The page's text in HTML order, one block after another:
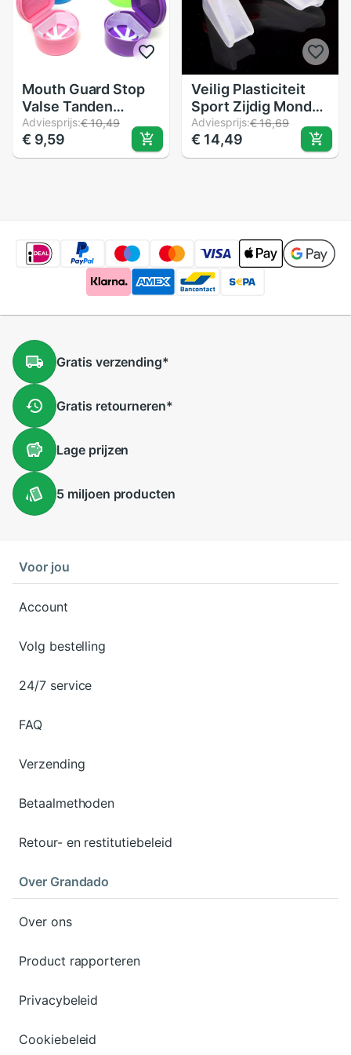
Mouth Guard Stop
Valse Tanden
Slijpen Anti Snurken
Bruxisme Met Case
Opbergdoos Slaap
Adviesprijs:€ 10,49
€ 9,59
Veilig Plasticiteit
Sport Zijdig Mond
Guard Boksen
Basketbal Tanden
Protector Cover
Adviesprijs:€ 16,69
€ 14,49
Gratis verzending*
Gratis retourneren*
Lageprijzen
5 miljoen producten
Voor jou
Account
Volg bestelling
24/7 service
FAQ
Verzending
Betaalmethoden
Retour- en restitutiebeleid
Over Grandado
Over ons
Product rapporteren
Privacybeleid
Cookiebeleid